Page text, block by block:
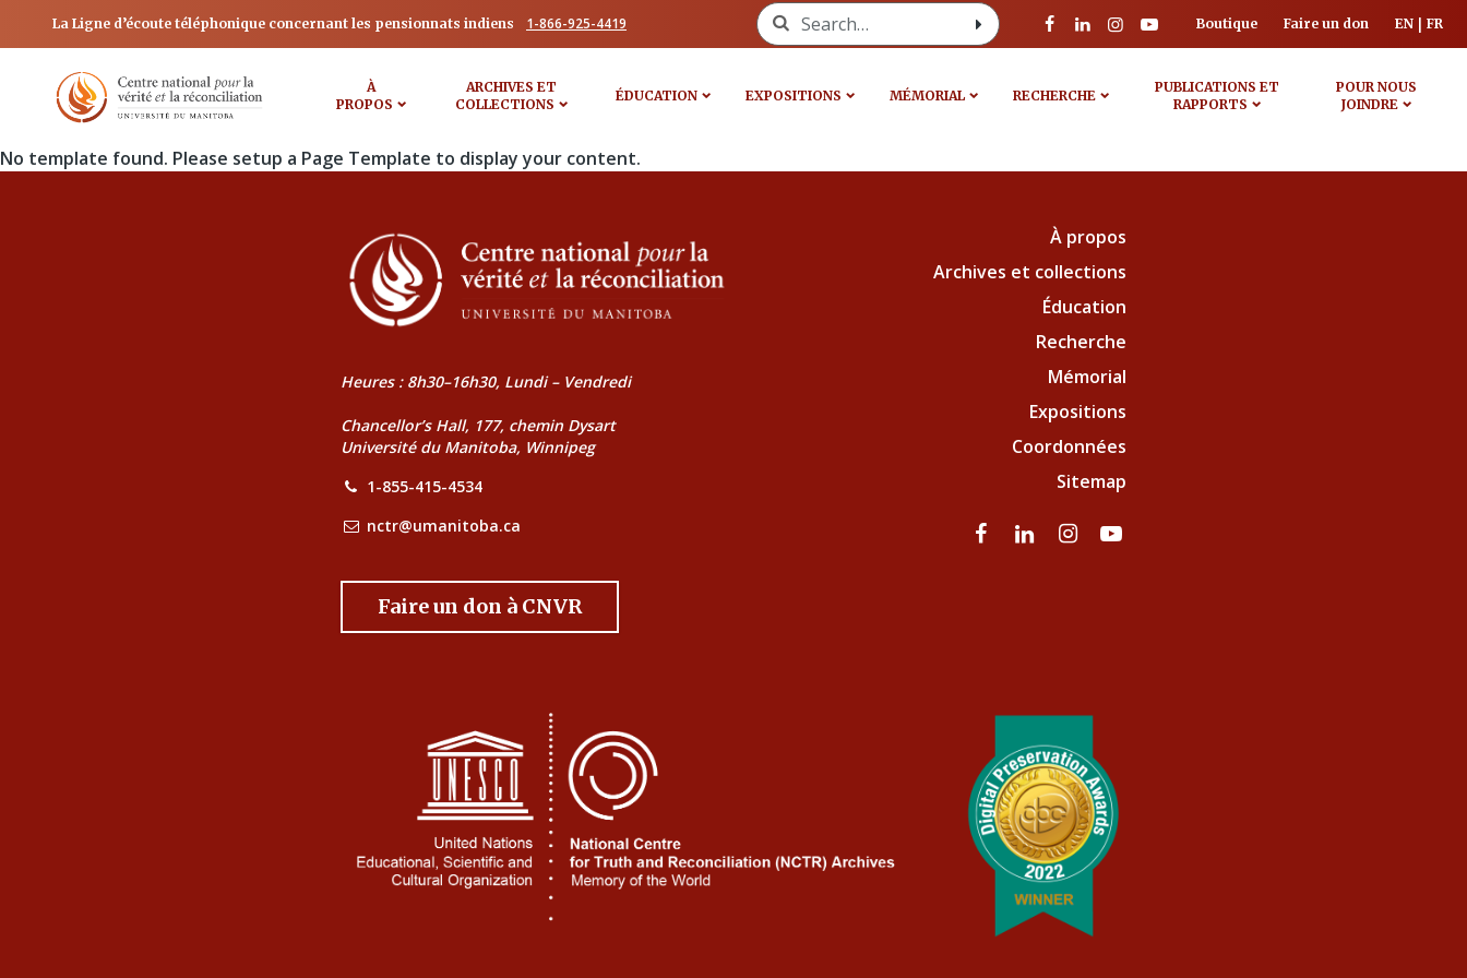
La Ligne d’écoute téléphonique concernant les pensionnats indiens 1-866-925-4419 Search for: Boutique Faire un don EN FR
À
PROPOS
ARCHIVES ET
COLLECTIONS
ÉDUCATION EXPOSITIONS MÉMORIAL RECHERCHE
PUBLICATIONS ET
RAPPORTS
POUR NOUS
JOINDRE
No template found. Please setup a Page Template to display your content.
Heures : 8h30–16h30, Lundi – Vendredi
Chancellor’s Hall, 177, chemin Dysart
Université du Manitoba, Winnipeg
1-855-415-4534
nctr@umanitoba.ca
Faire un don à CNVR
À propos
Archives et collections
Éducation
Recherche
Mémorial
Expositions
Coordonnées
Sitemap